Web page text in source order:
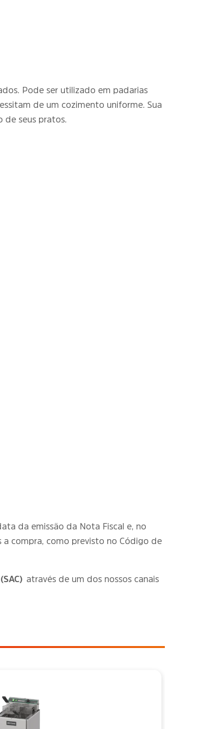
Pode ser utilizado em padarias
de um cozimento uniforme. Sua
seus pratos.
da emissão da Nota Fiscal e, no
compra, como previsto no Código de
através de um dos nossos canais